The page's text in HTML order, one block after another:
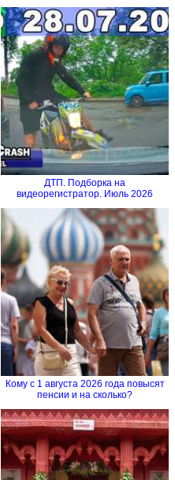
ДТП. Подборка на
видеорегистратор. Июль 2026
Кому с 1 августа 2026 года повысят
пенсии и на сколько?